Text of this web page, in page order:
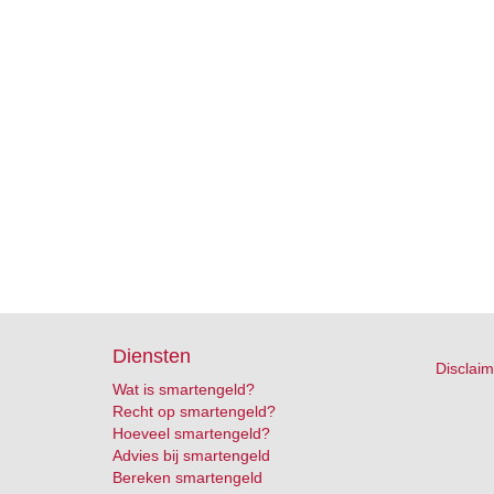
Diensten
Wat is smartengeld?
Recht op smartengeld?
Hoeveel smartengeld?
Advies bij smartengeld
Bereken smartengeld